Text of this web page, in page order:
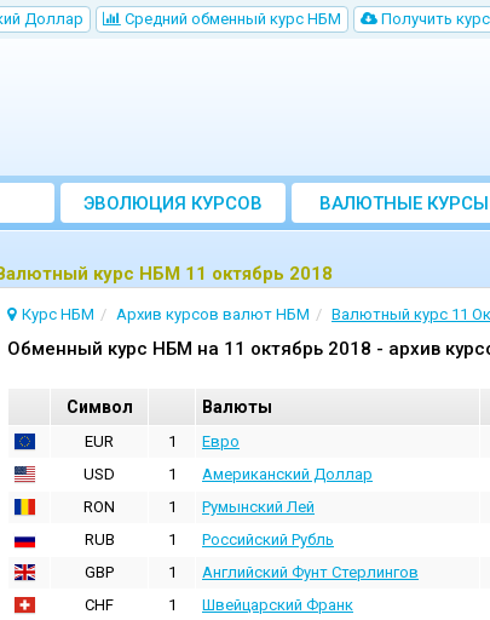
Доллар Cредний обменный курс НБM Получить
ЭВОЛЮЦИЯ КУРСОВ
ВАЛЮТНЫЕ КУРСЫ
БАНКОВ
курс НБМ 11 октябрь 2018
Курс НБМ Архив курсов валют НБМ Валютный курс 11
Oбменный курс НБМ на 11 октябрь 2018 - архив
Cимвол Валюты
EUR 1 Евро
USD
1 Aмериканский Доллар
RON
1 Румынский Лей
RUB
1 Российский Рубль
GBP
1 Английский Фунт Стерлингов
CHF
1 Швейцарский Франк